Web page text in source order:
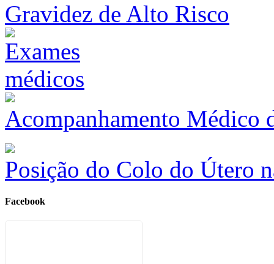
Gravidez de Alto Risco
Acompanhamento Médico
Posição do Colo do Útero
Facebook